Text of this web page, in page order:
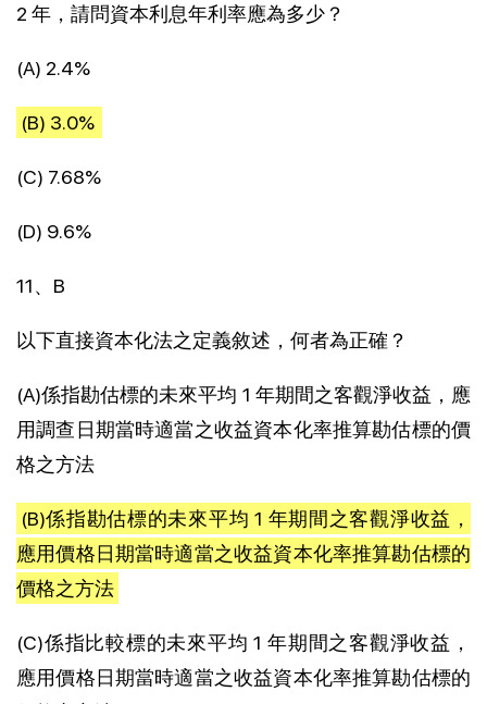
2 年，請問資本利息年利率應為多少？
(A) 2.4%
(B) 3.0%
(C) 7.68%
(D) 9.6%
11、B
以下直接資本化法之定義敘述，何者為正確？
(A)係指勘估標的未來平均 1 年期間之客觀淨收益，應
用調查日期當時適當之收益資本化率推算勘估標的價
格之方法
(B)係指勘估標的未來平均 1 年期間之客觀淨收益，
應用價格日期當時適當之收益資本化率推算勘估標的
價格之方法
(C)係指比較標的未來平均 1 年期間之客觀淨收益，
應用價格日期當時適當之收益資本化率推算勘估標的